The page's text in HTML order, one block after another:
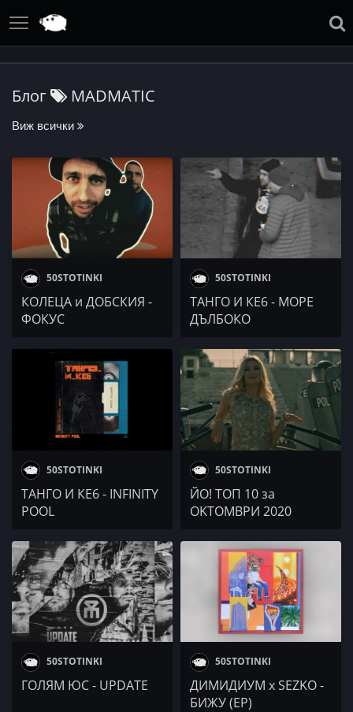
Блог MADMATIC
Виж всички
50STOTINKI
КОЛЕЦА и ДОБСКИЯ -
ФОКУС
50STOTINKI
ТАНГО И КЕ6 - МОРЕ
ДЪЛБОКО
50STOTINKI
ТАНГО И КЕ6 - INFINITY
POOL
50STOTINKI
ЙО! ТОП 10 за
OKTOМВРИ 2020
50STOTINKI
ГОЛЯМ ЮС - UPDATE
50STOTINKI
ДИМИДИУМ x SEZKO -
БИЖУ (EP)